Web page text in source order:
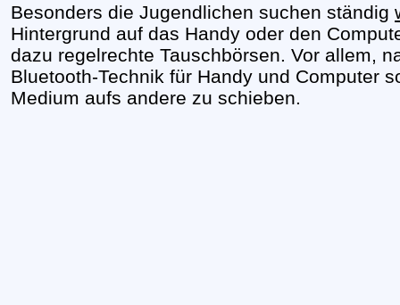
Besonders die Jugendlichen suchen ständig
Hintergrund auf das Handy oder den
dazu regelrechte Tauschbörsen. Vor allem,
Bluetooth-Technik für Handy und Computer
Medium aufs andere zu schieben.